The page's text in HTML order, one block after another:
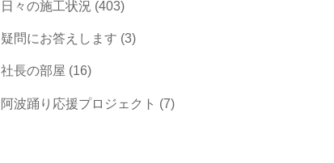
日々の施工状況 (403)
疑問にお答えします (3)
社長の部屋 (16)
阿波踊り応援プロジェクト (7)